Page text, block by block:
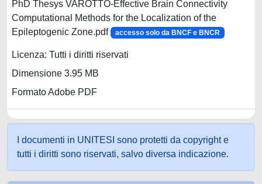
PhD Thesys VAROTTO-Effective Brain Connectivity
Computational Methods for the Localization of the
Epileptogenic Zone.pdf
accesso solo da BNCF e BNCR
Licenza: Tutti i diritti riservati
Dimensione 3.95 MB
Formato Adobe PDF
I documenti in UNITESI sono protetti da copyright e
tutti i diritti sono riservati, salvo diversa indicazione.